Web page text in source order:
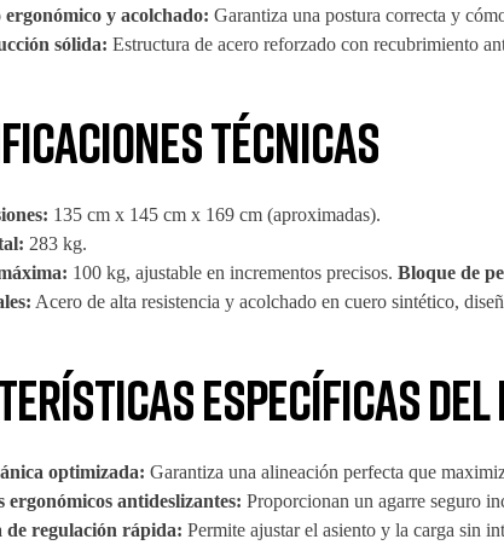
ergonómico y acolchado: Garantiza una postura correcta y
sólida: Estructura de acero reforzado con recubrimiento
técnicas
135 cm x 145 cm x 169 cm (aproximadas).
283 kg.
100 kg, ajustable en incrementos precisos. Bloque de
Acero de alta resistencia y acolchado en cuero sintético,
específicas del
optimizada: Garantiza una alineación perfecta que
ergonómicos antideslizantes: Proporcionan un agarre seguro
de regulación rápida: Permite ajustar el asiento y la carga sin